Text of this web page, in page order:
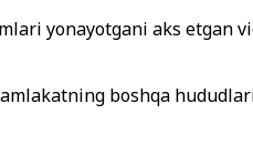
yonayotgani aks etgan
boshqa